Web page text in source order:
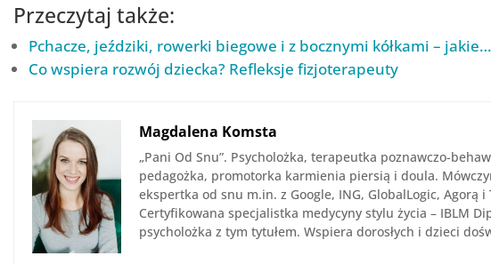
Przeczytaj także:
Pchacze, jeździki, rowerki biegowe i z bocznymi kółkami – jakie…
Co wspiera rozwój dziecka? Refleksje fizjoterapeuty
Magdalena Komsta
„Pani Od Snu”. Psycholożka, terapeutka poznawczo-
pedagożka, promotorka karmienia piersią i doula.
ekspertka od snu m.in. z Google, ING, GlobalLogic, Agorą i
Certyfikowana specjalistka medycyny stylu życia – IBLM
psycholożka z tym tytułem. Wspiera dorosłych i dzieci